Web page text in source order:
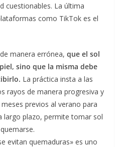
cuestionables. La última
como TikTok es el
manera errónea, que el sol
sino que la misma debe
La práctica insta a las
rayos de manera progresiva y
previos al verano para
largo plazo, permite tomar sol
evitan quemaduras» es uno